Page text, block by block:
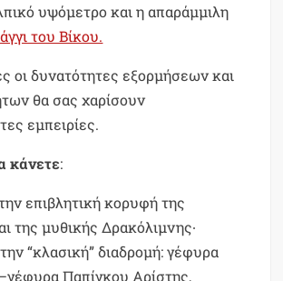
υψόμετρο και η απαράμμιλη
του Βίκου.
οι δυνατότητες εξορμήσεων και
θα σας χαρίσουν
εμπειρίες.
κάνετε:
επιβλητική κορυφή της
της μυθικής Δρακόλιμνης∙
“κλασική” διαδρομή: γέφυρα
Παπίγκου Αρίστης,